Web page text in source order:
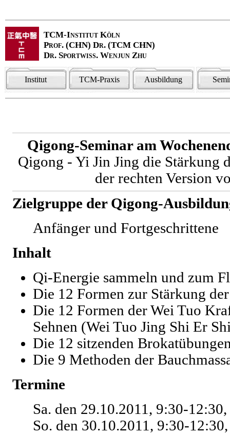
TCM-Institut Köln
Prof. (CHN) Dr. (TCM CHN)
Dr. Sportwiss. Wenjun Zhu
Institut TCM-Praxis Ausbildung
Qigong-Seminar am
Qigong - Yi Jin Jing die Stärkung
der rechten Version
Zielgruppe der Qigong-
Anfänger und Fortgeschrittene
Inhalt
Qi-Energie sammeln und zum
Die 12 Formen zur Stärkung
Die 12 Formen der Wei Tuo
Sehnen (Wei Tuo Jing Shi Er
Die 12 sitzenden
Die 9 Methoden der
Termine
Sa. den 29.10.2011, 9:30-
So. den 30.10.2011, 9:30-